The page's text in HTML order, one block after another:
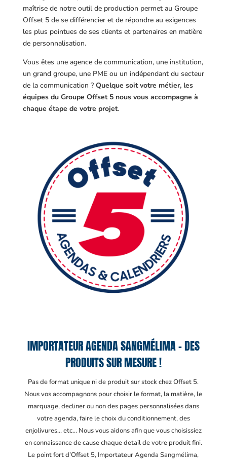
maîtrise de notre outil de production permet au Groupe
Offset 5 de se différencier et de répondre au exigences
les plus pointues de ses clients et partenaires en matière
de personnalisation.
Vous êtes une agence de communication, une institution,
un grand groupe, une PME ou un indépendant du secteur
de la communication ? Quelque soit votre métier, les
équipes du Groupe Offset 5 nous vous accompagne à
chaque étape de votre projet.
IMPORTATEUR AGENDA SANGMÉLIMA – DES
PRODUITS SUR MESURE !
Pas de format unique ni de produit sur stock chez Offset 5.
Nous vos accompagnons pour choisir le format, la matière, le
marquage, decliner ou non des pages personnalisées dans
votre agenda, faire le choix du conditionnement, des
enjolivures… etc… Nous vous aidons afin que vous choisissiez
en connaissance de cause chaque detail de votre produit fini.
Le point fort d’Offset 5, Importateur Agenda Sangmélima,